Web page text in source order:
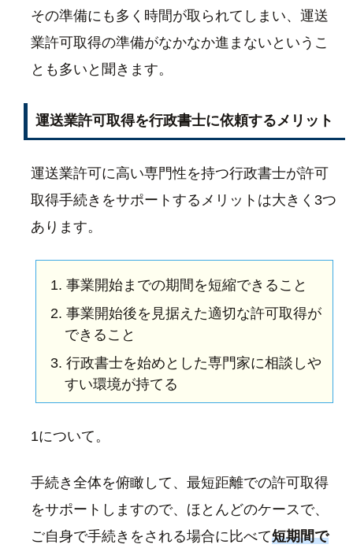
その準備にも多く時間が取られてしまい、運送
業許可取得の準備がなかなか進まないというこ
とも多いと聞きます。
運送業許可取得を行政書士に依頼するメリット
運送業許可に高い専門性を持つ行政書士が許可
取得手続きをサポートするメリットは大きく3つ
あります。
事業開始までの期間を短縮できること
事業開始後を見据えた適切な許可取得が
できること
行政書士を始めとした専門家に相談しや
すい環境が持てる
1について。
手続き全体を俯瞰して、最短距離での許可取得
をサポートしますので、ほとんどのケースで、
ご自身で手続きをされる場合に比べて短期間で